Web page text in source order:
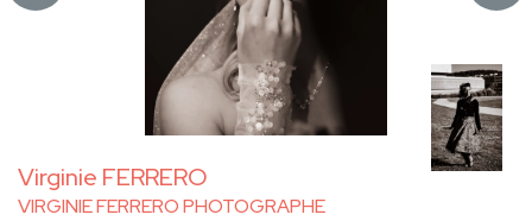
Virginie FERRERO
VIRGINIE FERRERO PHOTOGRAPHE